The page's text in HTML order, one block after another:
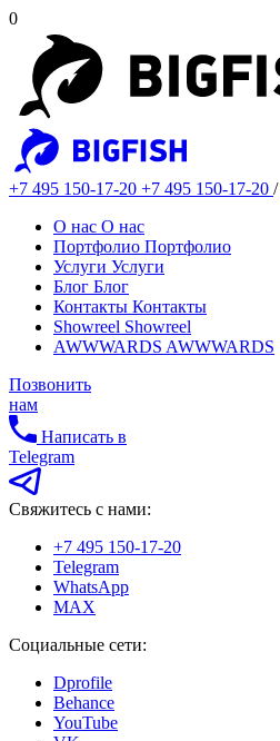
0
+7 495 150-17-20 +7 495 150-17-20 /
О нас О нас
Портфолио Портфолио
Услуги Услуги
Блог Блог
Контакты Контакты
Showreel Showreel
AWWWARDS AWWWARDS
Позвонить
нам
Написать в
Telegram
Свяжитесь с нами:
+7 495 150-17-20
Telegram
WhatsApp
MAX
Социальные сети:
Dprofile
Behance
YouTube